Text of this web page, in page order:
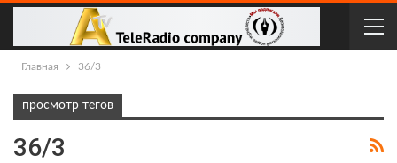
Главная 36/3
просмотр тегов
36/3